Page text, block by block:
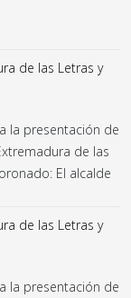
de las Letras y
la presentación de
de las
El alcalde
de las Letras y
la presentación de